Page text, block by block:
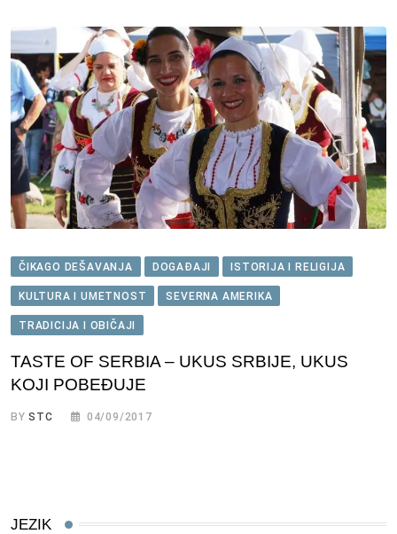
ČIKAGO DEŠAVANJA DOGAĐAJI ISTORIJA I RELIGIJA
KULTURA I UMETNOST SEVERNA AMERIKA
TRADICIJA I OBIČAJI
TASTE OF SERBIA – UKUS SRBIJE, UKUS
KOJI POBEĐUJE
BYSTC 04/09/2017
JEZIK